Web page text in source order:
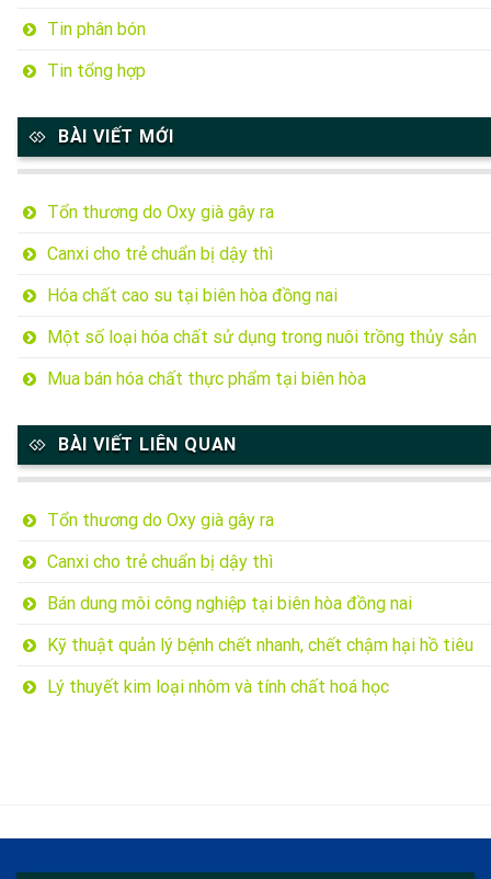
Tin phân bón
Tin tổng hợp
BÀI VIẾT MỚI
Tổn thương do Oxy già gây ra
Canxi cho trẻ chuẩn bị dậy thì
Hóa chất cao su tại biên hòa đồng nai
Một số loại hóa chất sử dụng trong nuôi trồng thủy sản
Mua bán hóa chất thực phẩm tại biên hòa
BÀI VIẾT LIÊN QUAN
Tổn thương do Oxy già gây ra
Canxi cho trẻ chuẩn bị dậy thì
Bán dung môi công nghiệp tại biên hòa đồng nai
Kỹ thuật quản lý bệnh chết nhanh, chết chậm hại hồ tiêu
Lý thuyết kim loại nhôm và tính chất hoá học